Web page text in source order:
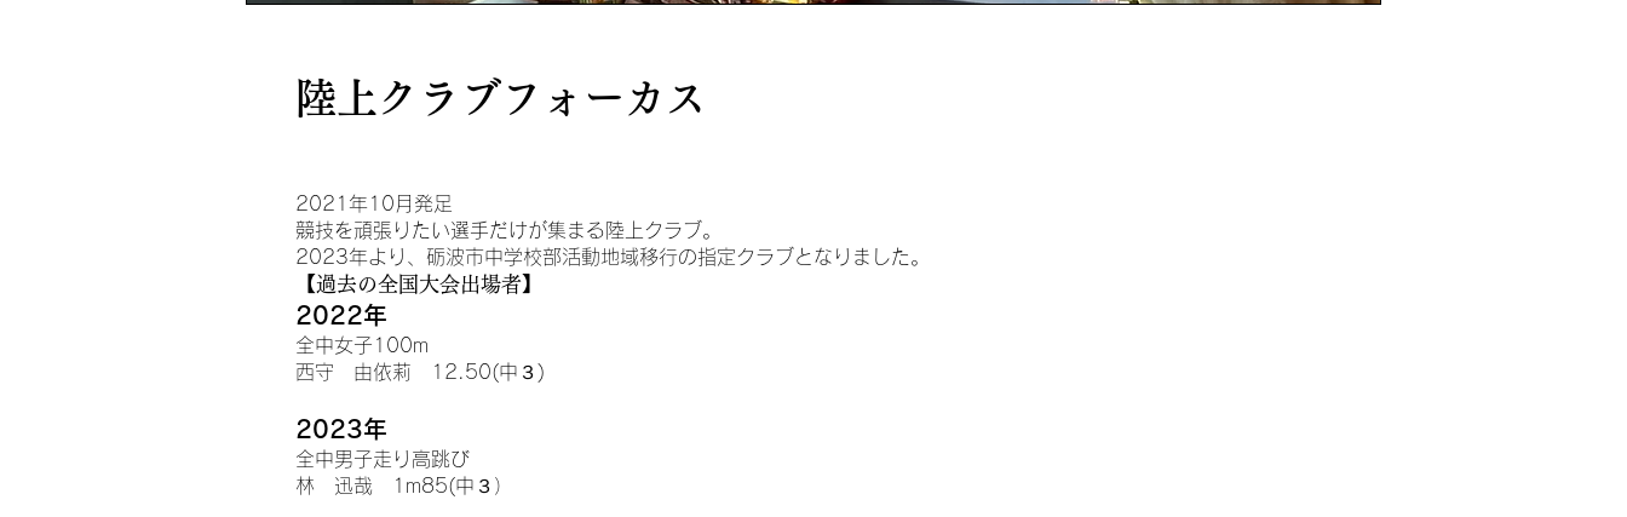
陸上クラブフォーカス
2021年10月発足
競技を頑張りたい選手だけが集まる陸上クラブ。
2023年より、砺波市中学校部活動地域移行の指定クラブとなりました。
【過去の全国大会出場者】
2022年
全中女子100m
西守 由依莉 12.50(中３)
2023年
全中男子走 り高跳び
林 迅哉 1m85(中３）